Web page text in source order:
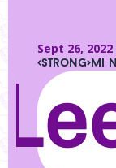
Sept 26, 2022
<strong>Mi